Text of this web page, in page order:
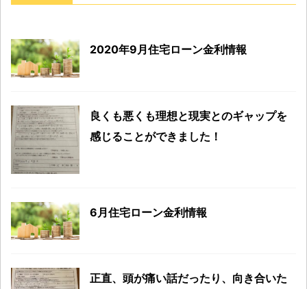
2020年9月住宅ローン金利情報
良くも悪くも理想と現実とのギャップを
感じることができました！
6月住宅ローン金利情報
正直、頭が痛い話だったり、向き合いた